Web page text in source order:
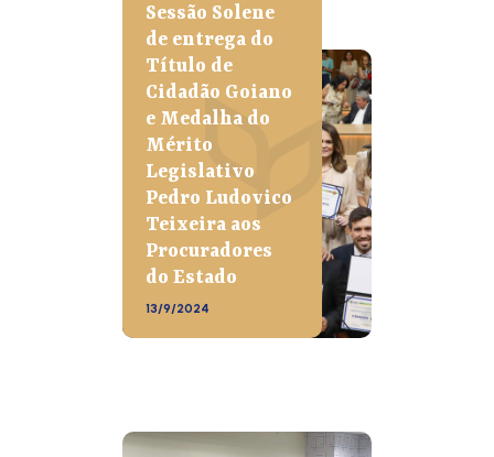
Sessão Solene
de entrega do
Título de
Cidadão Goiano
e Medalha do
Mérito
Legislativo
Pedro Ludovico
Teixeira aos
Procuradores
do Estado
13/9/2024